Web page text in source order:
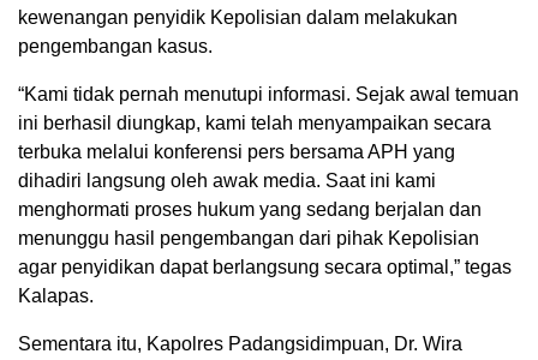
kewenangan penyidik Kepolisian dalam melakukan
pengembangan kasus.
“Kami tidak pernah menutupi informasi. Sejak awal temuan
ini berhasil diungkap, kami telah menyampaikan secara
terbuka melalui konferensi pers bersama APH yang
dihadiri langsung oleh awak media. Saat ini kami
menghormati proses hukum yang sedang berjalan dan
menunggu hasil pengembangan dari pihak Kepolisian
agar penyidikan dapat berlangsung secara optimal,” tegas
Kalapas.
Sementara itu, Kapolres Padangsidimpuan, Dr. Wira